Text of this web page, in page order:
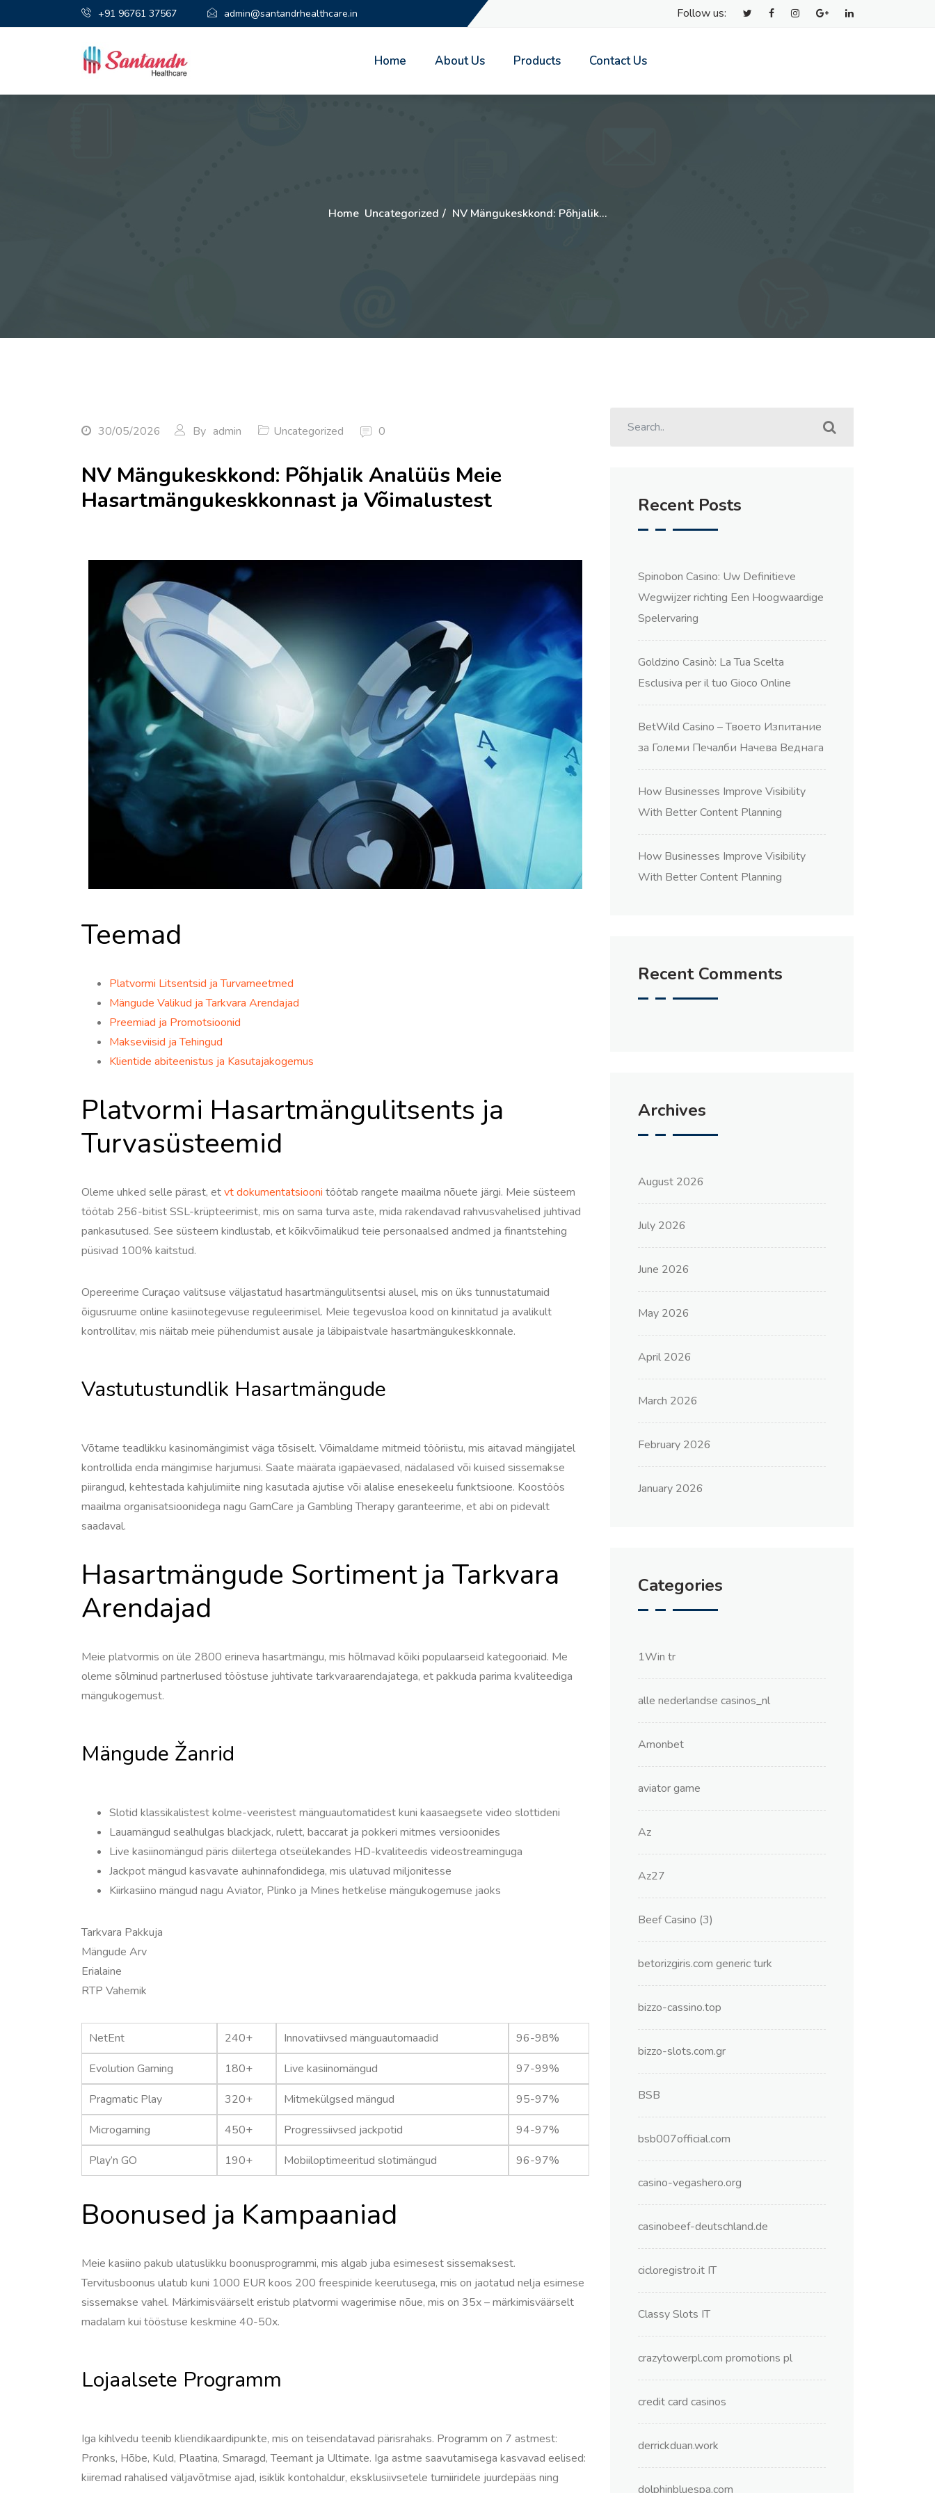
+91 96761 37567 admin@santandrhealthcare.in Follow us:
Home About Us Products Contact Us
Home Uncategorized NV Mängukeskkond: Põhjalik…
30/05/2026 By admin Uncategorized 0
NV Mängukeskkond: Põhjalik Analüüs Meie
Hasartmängukeskkonnast ja Võimalustest
Teemad
Platvormi Litsentsid ja Turvameetmed
Mängude Valikud ja Tarkvara Arendajad
Preemiad ja Promotsioonid
Makseviisid ja Tehingud
Klientide abiteenistus ja Kasutajakogemus
Platvormi Hasartmängulitsents ja
Turvasüsteemid
Oleme uhked selle pärast, etvt dokumentatsiooni töötab rangete maailma nõuete järgi. Meie süsteem
töötab 256-bitist SSL-krüpteerimist, mis on sama turva aste, mida rakendavad rahvusvahelised juhtivad
pankasutused. See süsteem kindlustab, et kõikvõimalikud teie personaalsed andmed ja finantstehing
püsivad 100% kaitstud.
Opereerime Curaçao valitsuse väljastatud hasartmängulitsentsi alusel, mis on üks tunnustatumaid
õigusruume online kasiinotegevuse reguleerimisel. Meie tegevusloa kood on kinnitatud ja avalikult
kontrollitav, mis näitab meie pühendumist ausale ja läbipaistvale hasartmängukeskkonnale.
Vastutustundlik Hasartmängude
Võtame teadlikku kasinomängimist väga tõsiselt. Võimaldame mitmeid tööriistu, mis aitavad mängijatel
kontrollida enda mängimise harjumusi. Saate määrata igapäevased, nädalased või kuised sissemakse
piirangud, kehtestada kahjulimiite ning kasutada ajutise või alalise enesekeelu funktsioone. Koostöös
maailma organisatsioonidega nagu GamCare ja Gambling Therapy garanteerime, et abi on pidevalt
saadaval.
Hasartmängude Sortiment ja Tarkvara
Arendajad
Meie platvormis on üle 2800 erineva hasartmängu, mis hõlmavad kõiki populaarseid kategooriaid. Me
oleme sõlminud partnerlused tööstuse juhtivate tarkvaraarendajatega, et pakkuda parima kvaliteediga
mängukogemust.
Mängude Žanrid
Slotid klassikalistest kolme-veeristest mänguautomatidest kuni kaasaegsete video slottideni
Lauamängud sealhulgas blackjack, rulett, baccarat ja pokkeri mitmes versioonides
Live kasiinomängud päris diilertega otseülekandes HD-kvaliteedis videostreaminguga
Jackpot mängud kasvavate auhinnafondidega, mis ulatuvad miljonitesse
Kiirkasiino mängud nagu Aviator, Plinko ja Mines hetkelise mängukogemuse jaoks
Tarkvara Pakkuja
Mängude Arv
Erialaine
RTP Vahemik
NetEnt 240+ Innovatiivsed mänguautomaadid
96-98%
Evolution Gaming
180+ Live kasiinomängud
97-99%
Pragmatic Play
320+ Mitmekülgsed mängud
95-97%
Microgaming
450+ Progressiivsed jackpotid
94-97%
Play’n GO
190+ Mobiiloptimeeritud slotimängud 96-97%
Boonused ja Kampaaniad
Meie kasiino pakub ulatuslikku boonusprogrammi, mis algab juba esimesest sissemaksest.
Tervitusboonus ulatub kuni 1000 EUR koos 200 freespinide keerutusega, mis on jaotatud nelja esimese
sissemakse vahel. Märkimisväärselt eristub platvormi wagerimise nõue, mis on 35x – märkimisväärselt
madalam kui tööstuse keskmine 40-50x.
Lojaalsete Programm
Iga kihlvedu teenib kliendikaardipunkte, mis on teisendatavad pärisrahaks. Programm on 7 astmest:
Pronks, Hõbe, Kuld, Plaatina, Smaragd, Teemant ja Ultimate. Iga astme saavutamisega kasvavad eelised:
kiiremad rahalised väljavõtmise ajad, isiklik kontohaldur, eksklusiivsetele turniiridele juurdepääs ning
Recent Posts
Spinobon Casino: Uw Definitieve
Wegwijzer richting Een Hoogwaardige
Spelervaring
Goldzino Casinò: La Tua Scelta
Esclusiva per il tuo Gioco Online
BetWild Casino – Твоето Изпитание
за Големи Печалби Начева Веднага
How Businesses Improve Visibility
With Better Content Planning
How Businesses Improve Visibility
With Better Content Planning
Recent Comments
Archives
August 2026
July 2026
June 2026
May 2026
April 2026
March 2026
February 2026
January 2026
Categories
1Win tr
alle nederlandse casinos_nl
Amonbet
aviator game
Az
Az27
Beef Casino (3)
betorizgiris.com generic turk
bizzo-cassino.top
bizzo-slots.com.gr
BSB
bsb007official.com
casino-vegashero.org
casinobeef-deutschland.de
cicloregistro.it IT
Classy Slots IT
crazytowerpl.com promotions pl
credit card casinos
derrickduan.work
dolphinbluespa.com